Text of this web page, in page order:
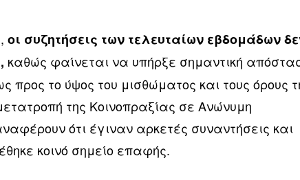
οι συζητήσεις των τελευταίων εβδομάδων
καθώς φαίνεται να υπήρξε σημαντική
προς το ύψος του μισθώματος και τους όρους
της Κοινοπραξίας σε Ανώνυμη
ότι έγιναν αρκετές συναντήσεις και
κοινό σημείο επαφής.